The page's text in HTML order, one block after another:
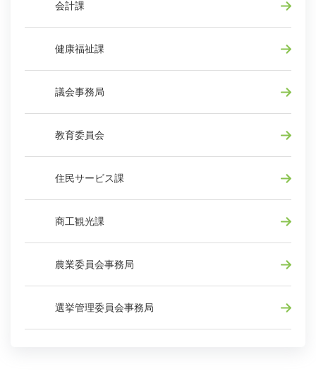
会計課
健康福祉課
議会事務局
教育委員会
住民サービス課
商工観光課
農業委員会事務局
選挙管理委員会事務局